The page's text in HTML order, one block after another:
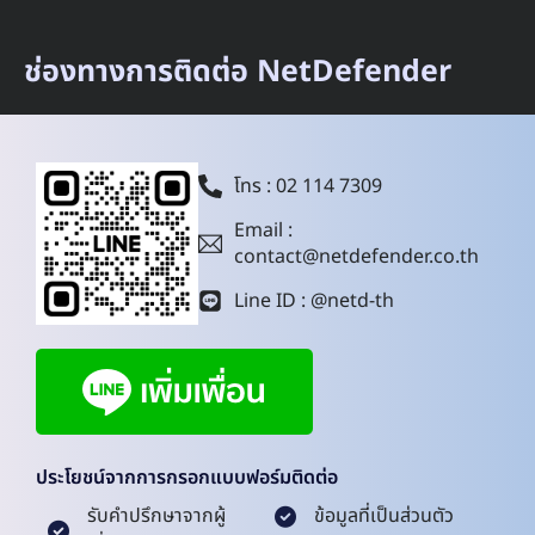
ช่องทางการติดต่อ NetDefender
โทร : 02 114 7309
Email :
contact@netdefender.co.th
Line ID : @netd-th
ประโยชน์จากการกรอกแบบฟอร์มติดต่อ
รับคำปรึกษาจากผู้
ข้อมูลที่เป็นส่วนตัว